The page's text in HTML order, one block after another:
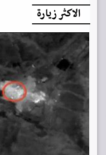
الاكثر زيارة